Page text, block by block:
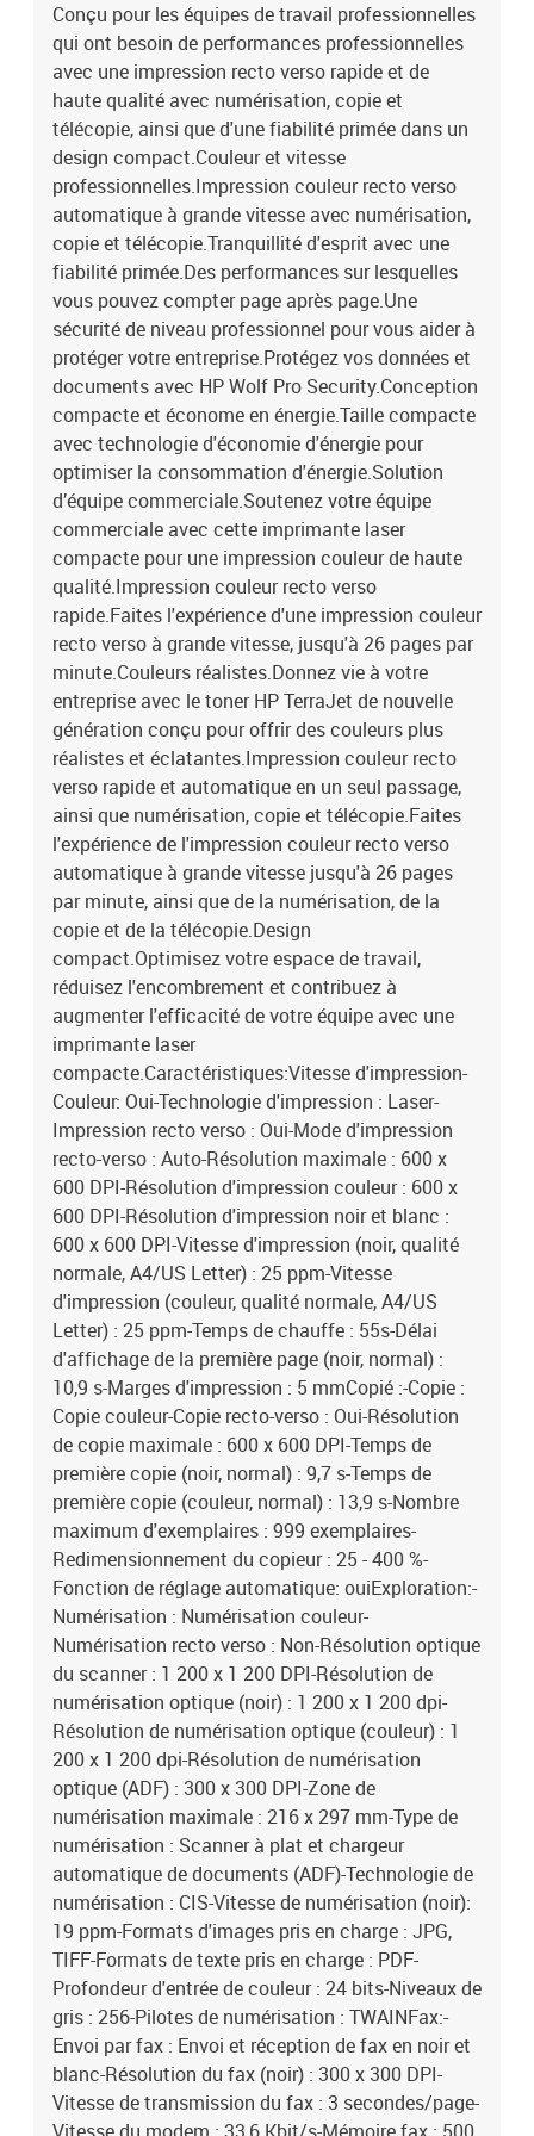
d'impression (noir, qualité normale, A4/US Letter) : 25 ppm-
Vitesse d'impression (couleur, qualité normale, A4/US Letter) : 25
ppm-Temps de chauffe : 55s-Délai d'affichage de la première page
(noir, normal) : 10,9 s-Marges d'impression : 5 mmCopié :-Copie :
Copie couleur-Copie recto-verso : Oui-Résolution de copie
maximale : 600 x 600 DPI-Temps de première copie (noir, normal) :
9,7 s-Temps de première copie (couleur, normal) : 13,9 s-Nombre
maximum d'exemplaires : 999 exemplaires-Redimensionnement
du copieur : 25 - 400 %-Fonction de réglage automatique:
ouiExploration:- Numérisation : Numérisation couleur-
Numérisation recto verso : Non-Résolution optique du scanner :
1 200 x 1 200 DPI-Résolution de numérisation optique (noir) : 1
200 x 1 200 dpi-Résolution de numérisation optique (couleur) : 1
200 x 1 200 dpi-Résolution de numérisation optique (ADF) : 300 x
300 DPI-Zone de numérisation maximale : 216 x 297 mm-Type de
numérisation : Scanner à plat et chargeur automatique de
documents (ADF)-Technologie de numérisation : CIS-Vitesse de
numérisation (noir): 19 ppm-Formats d'images pris en charge :
JPG, TIFF-Formats de texte pris en charge : PDF-Profondeur
d'entrée de couleur : 24 bits-Niveaux de gris : 256-Pilotes de
numérisation : TWAINFax:-Envoi par fax : Envoi et réception de fax
en noir et blanc-Résolution du fax (noir) : 300 x 300 DPI-Vitesse de
transmission du fax : 3 secondes/page-Vitesse du modem : 33,6
Kbit/s-Mémoire fax : 500 pages-Rappel automatique : Oui-
Numérotation rapide : Oui-Transfert de fax : Oui-Réduction
automatique : OuiCaractéristiques-Cycle d'utilisation (maximum)
: 40 000 pages par mois-Cycle d'utilisation : 150 à 2 500 pages par
mois-Fonctions recto verso : Impression, Copie-Expéditeur
numérique : Oui-Nombre de cartouches d'impression : 4-Couleurs
d'impression : noir, cyan, magenta, jaune-Langages de description
de page : JPEG, PCL 5, PCL 6, PCLm, PDF, PWG, PostScript, URF-
Polices d'imprimante : évolutive, TrueType-Multitâche tout-en-un :
Oui-Segment HP : Petites et moyennes entreprisesCapacité
d'entrée et de sortie-Nombre total de bacs d'entrée : 2-Capacité
totale d'entrée : 251 feuilles-Capacité de sortie totale : 100
feuilles-Capacité d'entrée du bac à papier : 250 feuilles-Plateau
multifonction : Oui-Chargeur automatique de documents (ADF,
chargeur automatique de documents) : Oui-Capacité du chargeur
automatique de documents : 50 feuilles-Nombre maximum de
bacs d'entrée : 2-Capacité d'entrée maximale : 251 feuilles-
Capacité de sortie maximale : 100 feuillesadresse papier-Format
de papier ISO maximum de la série A : A4-Taille d'impression
maximale : 216 x 356 mm-Types de papier : Papier bond, Papier
cartonné, Enveloppes, Papier glacé, Papier épais, -Étiquettes,
Papier à en-tête, Papier ordinaire, Papier recyclé, Papier rugueux,
Papier épais, Transparents-Taille de la série ISO A (A0...A9) : A4,
A5, A6-Taille de la série ISO B (B0...B9) : B5, B6-Taille de la série
ISO C (C0...C9) : C5-Taille de l'imprimante non ISO : 16K, Légal-
Taille de la série JIS B (B0...B9) : B5, B6-Taille de l'enveloppe : B5,
C5, DLPorts et interfaces-Impression directe : Oui-Port USB :
OuiConnexion-Wifi : Oui-Ethernet : Oui-Ethernet LAN, vitesse de
transfert de données : 10 100 1000 Mbit/s-Technologie
d'impression mobile : Apple AirPrint, Mopria Print
ServicePerformance-Mémoire interne : 512 Mo-Mémoire interne
maximale : 512 Mo-Processeur int�
Conçu pour les équipes de travail professionnelles
qui ont besoin de performances professionnelles
avec une impression recto verso rapide et de
haute qualité avec numérisation, copie et
télécopie, ainsi que d'une fiabilité primée dans un
design compact.Couleur et vitesse
professionnelles.Impression couleur recto verso
automatique à grande vitesse avec numérisation,
copie et télécopie.Tranquillité d'esprit avec une
fiabilité primée.Des performances sur lesquelles
vous pouvez compter page après page.Une
sécurité de niveau professionnel pour vous aider à
protéger votre entreprise.Protégez vos données et
documents avec HP Wolf Pro Security.Conception
compacte et économe en énergie.Taille compacte
avec technologie d'économie d'énergie pour
optimiser la consommation d'énergie.Solution
d’équipe commerciale.Soutenez votre équipe
commerciale avec cette imprimante laser
compacte pour une impression couleur de haute
qualité.Impression couleur recto verso
rapide.Faites l'expérience d'une impression couleur
recto verso à grande vitesse, jusqu'à 26 pages par
minute.Couleurs réalistes.Donnez vie à votre
entreprise avec le toner HP TerraJet de nouvelle
génération conçu pour offrir des couleurs plus
réalistes et éclatantes.Impression couleur recto
verso rapide et automatique en un seul passage,
ainsi que numérisation, copie et télécopie.Faites
l'expérience de l'impression couleur recto verso
automatique à grande vitesse jusqu'à 26 pages
par minute, ainsi que de la numérisation, de la
copie et de la télécopie.Design
compact.Optimisez votre espace de travail,
réduisez l'encombrement et contribuez à
augmenter l'efficacité de votre équipe avec une
imprimante laser
compacte.Caractéristiques:Vitesse d'impression-
Couleur: Oui-Technologie d'impression : Laser-
Impression recto verso : Oui-Mode d'impression
recto-verso : Auto-Résolution maximale : 600 x
600 DPI-Résolution d'impression couleur : 600 x
600 DPI-Résolution d'impression noir et blanc :
600 x 600 DPI-Vitesse d'impression (noir, qualité
normale, A4/US Letter) : 25 ppm-Vitesse
d'impression (couleur, qualité normale, A4/US
Letter) : 25 ppm-Temps de chauffe : 55s-Délai
d'affichage de la première page (noir, normal) :
10,9 s-Marges d'impression : 5 mmCopié :-Copie :
Copie couleur-Copie recto-verso : Oui-Résolution
de copie maximale : 600 x 600 DPI-Temps de
première copie (noir, normal) : 9,7 s-Temps de
première copie (couleur, normal) : 13,9 s-Nombre
maximum d'exemplaires : 999 exemplaires-
Redimensionnement du copieur : 25 - 400 %-
Fonction de réglage automatique: ouiExploration:-
Numérisation : Numérisation couleur-
Numérisation recto verso : Non-Résolution optique
du scanner : 1 200 x 1 200 DPI-Résolution de
numérisation optique (noir) : 1 200 x 1 200 dpi-
Résolution de numérisation optique (couleur) : 1
200 x 1 200 dpi-Résolution de numérisation
optique (ADF) : 300 x 300 DPI-Zone de
numérisation maximale : 216 x 297 mm-Type de
numérisation : Scanner à plat et chargeur
automatique de documents (ADF)-Technologie de
numérisation : CIS-Vitesse de numérisation (noir):
19 ppm-Formats d'images pris en charge : JPG,
TIFF-Formats de texte pris en charge : PDF-
Profondeur d'entrée de couleur : 24 bits-Niveaux de
gris : 256-Pilotes de numérisation : TWAINFax:-
Envoi par fax : Envoi et réception de fax en noir et
blanc-Résolution du fax (noir) : 300 x 300 DPI-
Vitesse de transmission du fax : 3 secondes/page-